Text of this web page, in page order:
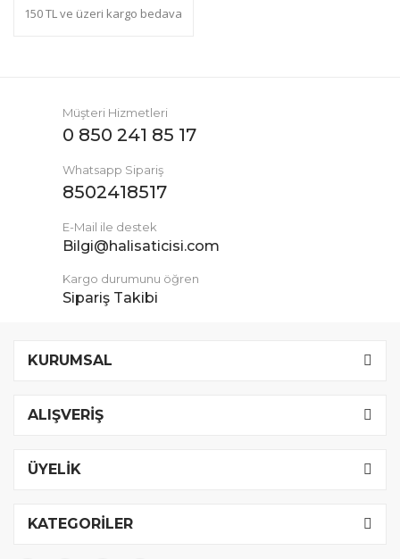
150 TL ve üzeri kargo bedava
Müşteri Hizmetleri
0 850 241 85 17
Whatsapp Sipariş
8502418517
E-Mail ile destek
Bilgi@halisaticisi.com
Kargo durumunu öğren
Sipariş Takibi
KURUMSAL
ALIŞVERİŞ
ÜYELİK
KATEGORİLER